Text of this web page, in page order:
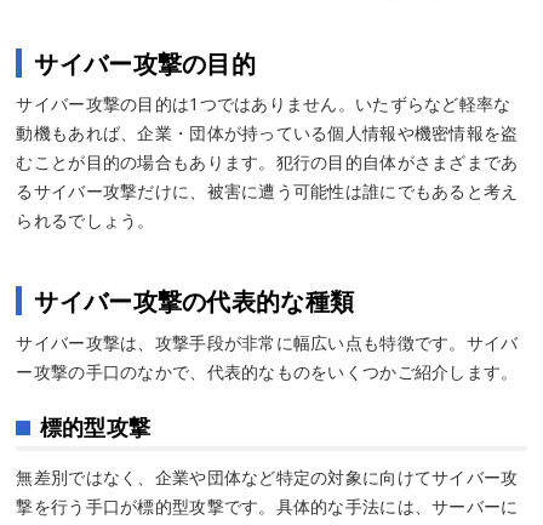
サイバー攻撃の目的
サイバー攻撃の目的は1つではありません。いたずらなど軽率な
動機もあれば、企業・団体が持っている個人情報や機密情報を盗
むことが目的の場合もあります。犯行の目的自体がさまざまであ
るサイバー攻撃だけに、被害に遭う可能性は誰にでもあると考え
られるでしょう。
サイバー攻撃の代表的な種類
サイバー攻撃は、攻撃手段が非常に幅広い点も特徴です。サイバ
ー攻撃の手口のなかで、代表的なものをいくつかご紹介します。
標的型攻撃
無差別ではなく、企業や団体など特定の対象に向けてサイバー攻
撃を行う手口が標的型攻撃です。具体的な手法には、サーバーに